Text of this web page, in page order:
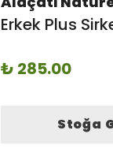
Erkek Plus
₺ 285.00
Stoğa